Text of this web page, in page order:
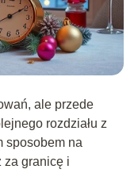
ale przede
rozdziału z
sposobem na
za granicę i